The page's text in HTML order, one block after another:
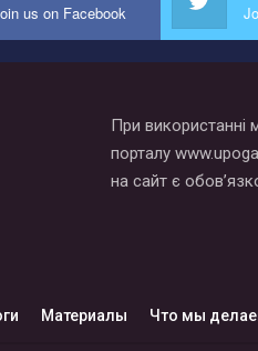
us on Facebook
При використанні
порталу
на сайт є
Материалы Что мы